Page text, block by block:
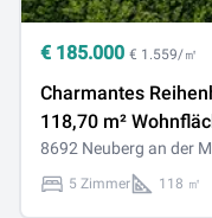
€ 185.000 € 1.559/㎡
Charmantes
118,70 m²
und traumhaftem
8692 Neuberg an der
5 Zimmer 118 ㎡